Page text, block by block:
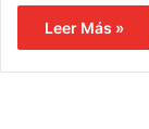
Leer Más »